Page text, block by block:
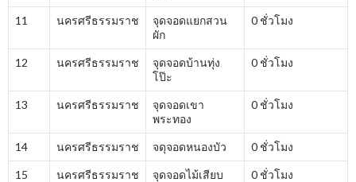
11 นครศรีธรรมราช
จุดจอดแยกสวน
ผัก
0 ชั่วโมง
12 นครศรีธรรมราช
จุดจอดบ้านทุ่ง
โป๊ะ
0 ชั่วโมง
13 นครศรีธรรมราช
จุดจอดเขา
พระทอง
0 ชั่วโมง
14 นครศรีธรรมราช จดุจอดหนองบัว 0 ชั่วโมง
15 นครศรีธรรมราช จุดจอดไม้เสียบ 0 ชั่วโมง